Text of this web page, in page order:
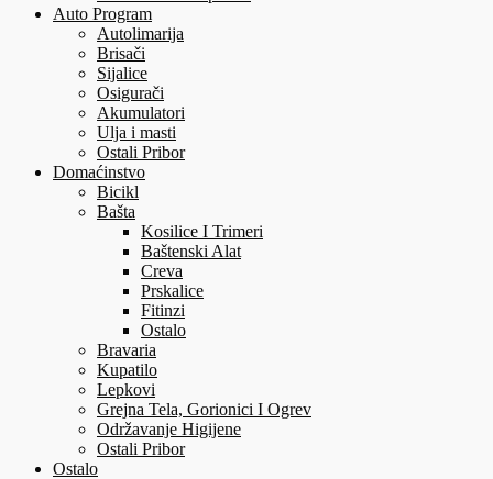
Auto Program
Autolimarija
Brisači
Sijalice
Osigurači
Akumulatori
Ulja i masti
Ostali Pribor
Domaćinstvo
Bicikl
Bašta
Kosilice I Trimeri
Baštenski Alat
Creva
Prskalice
Fitinzi
Ostalo
Bravaria
Kupatilo
Lepkovi
Grejna Tela, Gorionici I Ogrev
Održavanje Higijene
Ostali Pribor
Ostalo